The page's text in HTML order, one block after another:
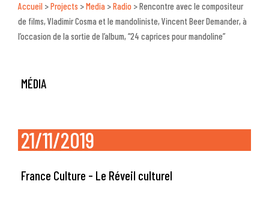
Accueil >Projects >Media >Radio >Rencontre avec le compositeur
de films, Vladimir Cosma et le mandoliniste, Vincent Beer Demander, à
l’occasion de la sortie de l’album, “24 caprices pour mandoline”
MÉDIA
21/11/2019
France Culture - Le Réveil culturel